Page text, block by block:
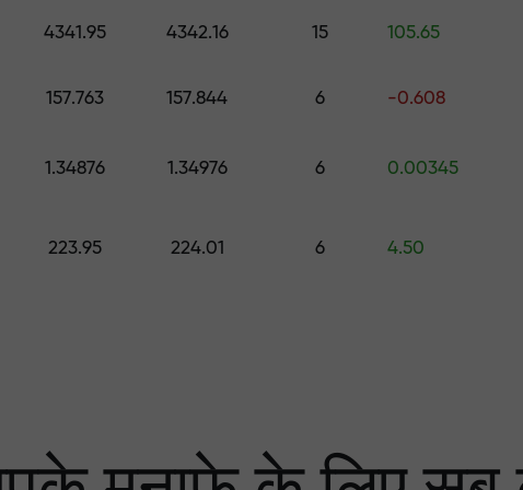
तक का उपहार चुनें
हम आपके लाभ की गारंटी
में सबसे बड़ा
4341.95 4342.16 15 105.65
157.763 157.844 6 -0.608
1.34876 1.34976 6 0.00345
223.95 224.01 6 4.50